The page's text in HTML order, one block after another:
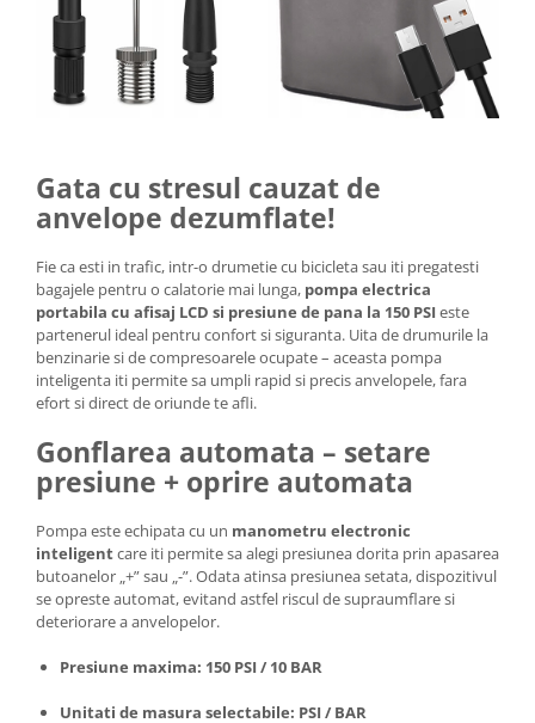
Gata cu stresul cauzat de
anvelope dezumflate!
Fie ca esti in trafic, intr-o drumetie cu bicicleta sau iti pregatesti
bagajele pentru o calatorie mai lunga, pompa electrica
portabila cu afisaj LCD si presiune de pana la 150 PSI este
partenerul ideal pentru confort si siguranta. Uita de drumurile la
benzinarie si de compresoarele ocupate – aceasta pompa
inteligenta iti permite sa umpli rapid si precis anvelopele, fara
efort si direct de oriunde te afli.
Gonflarea automata – setare
presiune + oprire automata
Pompa este echipata cu un manometru electronic
inteligentcare iti permite sa alegi presiunea dorita prin apasarea
butoanelor „+” sau „-”. Odata atinsa presiunea setata, dispozitivul
se opreste automat, evitand astfel riscul de supraumflare si
deteriorare a anvelopelor.
Presiune maxima: 150 PSI / 10 BAR
Unitati de masura selectabile: PSI / BAR